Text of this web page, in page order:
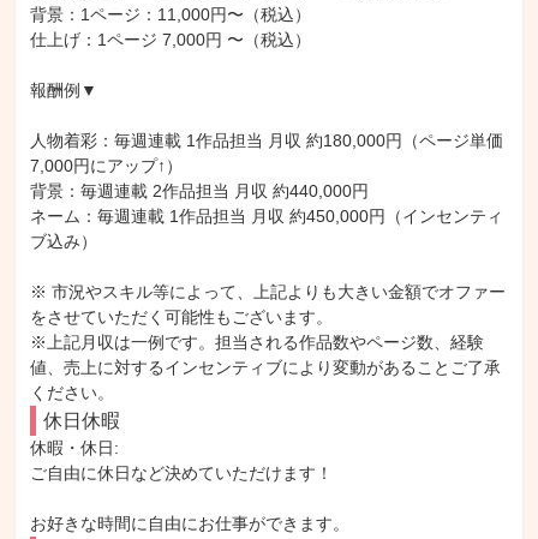
背景：1ページ：11,000円〜（税込）
仕上げ：1ページ 7,000円 〜（税込）
報酬例▼
人物着彩：毎週連載 1作品担当 月収 約180,000円（ページ単価
7,000円にアップ↑）
背景：毎週連載 2作品担当 月収 約440,000円
ネーム：毎週連載 1作品担当 月収 約450,000円（インセンティ
ブ込み）
※ 市況やスキル等によって、上記よりも大きい金額でオファー
をさせていただく可能性もございます。
※上記月収は一例です。担当される作品数やページ数、経験
値、売上に対するインセンティブにより変動があることご了承
ください。
休日休暇
休暇・休日:
ご自由に休日など決めていただけます！
お好きな時間に自由にお仕事ができます。